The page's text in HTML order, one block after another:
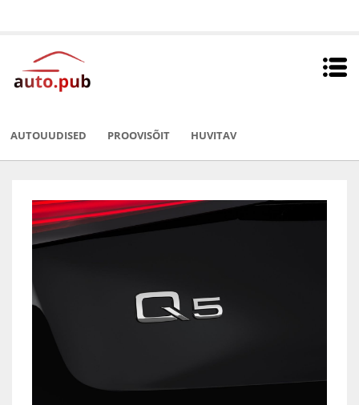
AUTOUUDISED PROOVISÕIT HUVITAV